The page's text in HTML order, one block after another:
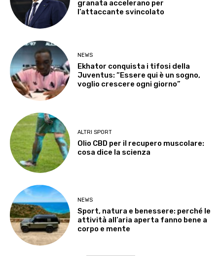
granata accelerano per
l’attaccante svincolato
NEWS
Ekhator conquista i tifosi della
Juventus: “Essere qui è un sogno,
voglio crescere ogni giorno”
ALTRI SPORT
Olio CBD per il recupero muscolare:
cosa dice la scienza
NEWS
Sport, natura e benessere: perché le
attività all’aria aperta fanno bene a
corpo e mente